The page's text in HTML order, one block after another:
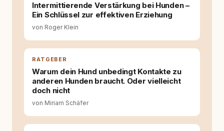
Wissens- und Serviceportal für
Hundehalter:innen in Deutschland, Österreich
und der Schweiz. Meine Überzeugung:
Tierschutz beginnt mit Wissen. Wer seinen
Hund versteht, trifft bessere Entscheidungen –
für ein Zusammenleben, das beiden guttut.
Intermittierende Verstärkung bei Hunden –
Ein Schlüssel zur effektiven Erziehung
von Roger Klein
RATGEBER
Warum dein Hund unbedingt Kontakte zu
anderen Hunden braucht. Oder vielleicht
doch nicht
von Miriam Schäfer